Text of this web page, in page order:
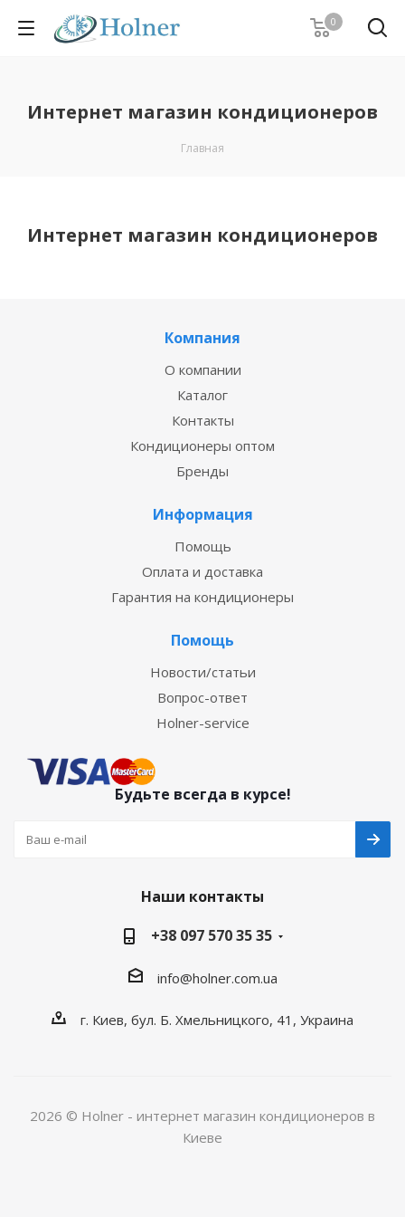
0
Интернет магазин кондиционеров
Главная
Интернет магазин кондиционеров
Компания
О компании
Каталог
Контакты
Кондиционеры оптом
Бренды
Информация
Помощь
Оплата и доставка
Гарантия на кондиционеры
Помощь
Новости/статьи
Вопрос-ответ
Holner-service
Будьте всегда в курсе!
Наши контакты
+38 097 570 35 35
info@holner.com.ua
г. Киев, бул. Б. Хмельницкого, 41, Украина
2026 © Holner - интернет магазин кондиционеров в
Киеве